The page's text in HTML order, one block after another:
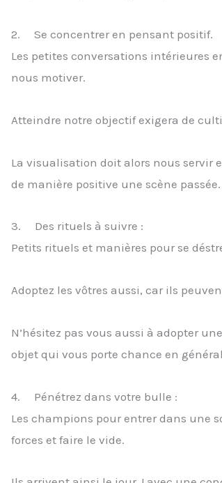
2. Se concentrer en pensant positif.
Les petites conversations intérieures
nous motiver.
Atteindre notre objectif exigera de
La visualisation doit alors nous servir
de manière positive une scène passée.
3. Des rituels à suivre :
Petits rituels et manières pour se
Adoptez les vôtres aussi, car ils
N’hésitez pas vous aussi à adopter
objet qui vous porte chance en
4. Pénétrez dans votre bulle :
Les champions pour entrer dans une
forces et faire le vide.